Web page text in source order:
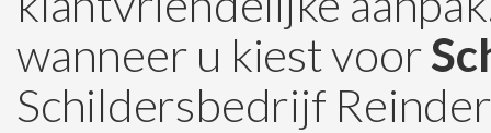
wanneer u kiest voor
Schildersbedrijf